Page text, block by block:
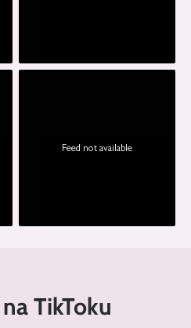
Feed not available
TikToku